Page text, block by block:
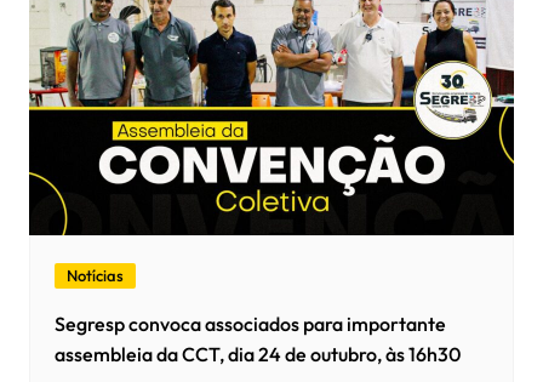
Notícias
Segresp convoca associados para importante
assembleia da CCT, dia 24 de outubro, às 16h30